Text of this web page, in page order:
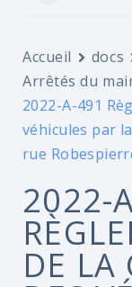
Accueil docs
Arrêtés du
2022-A-491
véhicules par
rue
2022-
DE LA